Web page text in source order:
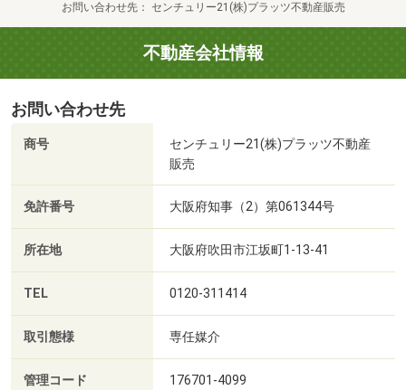
お問い合わせ先 センチュリー21(株)プラッツ不動産販売
不動産会社情報
お問い合わせ先
商号
センチュリー21(株)プラッツ不動産
販売
免許番号 大阪府知事（2）第061344号
所在地 大阪府吹田市江坂町1-13-41
TEL 0120-311414
取引態様 専任媒介
管理コード 176701-4099